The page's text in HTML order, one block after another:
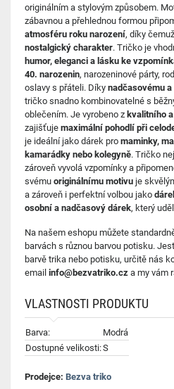
originálním a stylovým způsobem.
zábavnou a přehlednou formou
atmosféru roku narození, díky
nostalgický charakter. Tričko je
humor, eleganci a lásku ke
40. narozenin, narozeninové párty,
oslavy s přáteli. Díky nadčasovému
tričko snadno kombinovatelné s
oblečením. Je vyrobeno z kvalitního
zajišťuje maximální pohodlí při
je ideální jako dárek pro maminky,
kamarádky nebo kolegyně. Tričko
zároveň vyvolá vzpomínky a
svému originálnímu motivu je
a zároveň i perfektní volbou jako
osobní a nadčasový dárek, který
Na našem eshopu můžete
barvách s různou barvou potisku.
barvě trika nebo potisku, určitě nás
email info@bezvatriko.cz a my vám
VLASTNOSTI PRODUKTU
Barva:
Modrá
Dostupné velikosti:S
Prodejce: Bezva triko